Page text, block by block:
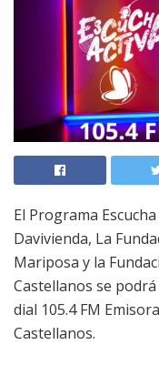
El Programa
Davivienda, La
Mariposa y la
Castellanos se
dial 105.4 FM
Castellanos.